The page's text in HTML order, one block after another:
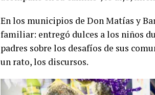
En los municipios de Don Matías y
familiar: entregó dulces a los niños
padres sobre los desafíos de sus
un rato, los discursos.